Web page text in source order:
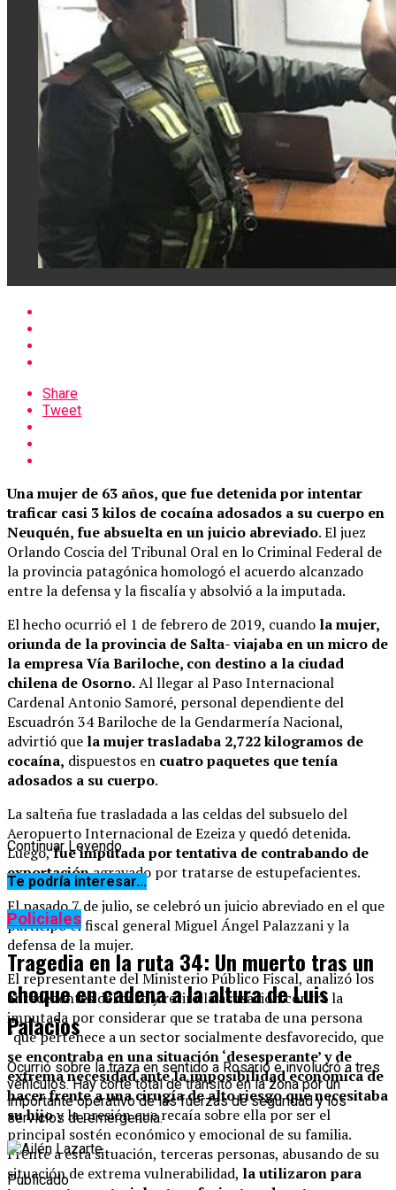
Share
Tweet
Una mujer de 63 años, que fue detenida por intentar
traficar casi 3 kilos de cocaína adosados a su cuerpo en
Neuquén, fue absuelta en un juicio abreviado. El juez
Orlando Coscia del Tribunal Oral en lo Criminal Federal de
la provincia patagónica homologó el acuerdo alcanzado
entre la defensa y la fiscalía y absolvió a la imputada.
El hecho ocurrió el 1 de febrero de 2019, cuando la mujer,
oriunda de la provincia de Salta- viajaba en un micro de
la empresa Vía Bariloche, con destino a la ciudad
chilena de Osorno.Al llegar al Paso Internacional
Cardenal Antonio Samoré, personal dependiente del
Escuadrón 34 Bariloche de la Gendarmería Nacional,
advirtió que la mujer trasladaba 2,722 kilogramos de
cocaína, dispuestos en cuatro paquetes que tenía
adosados a su cuerpo.
La salteña fue trasladada a las celdas del subsuelo del
Aeropuerto Internacional de Ezeiza y quedó detenida.
Luego,fue imputada por tentativa de contrabando de
exportaciónagravado por tratarse de estupefacientes.
El pasado 7 de julio, se celebró un juicio abreviado en el que
participó el fiscal general Miguel Ángel Palazzani y la
defensa de la mujer.
El representante del Ministerio Público Fiscal, analizó los
antecedentes del caso y retiró la acusación contra la
imputada por considerar que se trataba de una persona
“que pertenece a un sector socialmente desfavorecido, que
se encontraba en una situación ‘desesperante’ y de
extrema necesidad ante la imposibilidad económica de
hacer frente a una cirugía de alto riesgo que necesitaba
su hijoy la presión que recaía sobre ella por ser el
principal sostén económico y emocional de su familia.
Frente a esta situación, terceras personas, abusando de su
situación de extrema vulnerabilidad, la utilizaron para
Continuar Leyendo
Te podría interesar...
Policiales
Tragedia en la ruta 34: Un muerto tras un
choque en cadena a la altura de Luis
Palacios
Ocurrió sobre la traza en sentido a Rosario e involucró a tres
vehículos. Hay corte total de tránsito en la zona por un
importante operativo de las fuerzas de seguridad y los
servicios de emergencia.
Publicado